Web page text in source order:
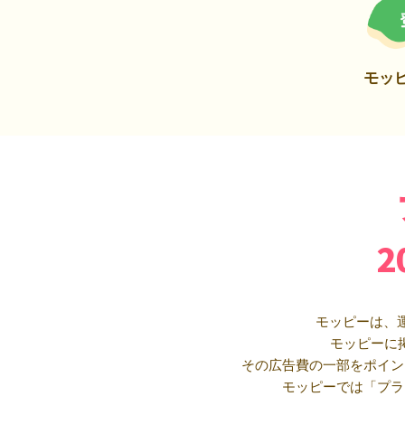
モッ
モッピーは、
モッピーに
その広告費の一部をポイ
モッピーでは「プ